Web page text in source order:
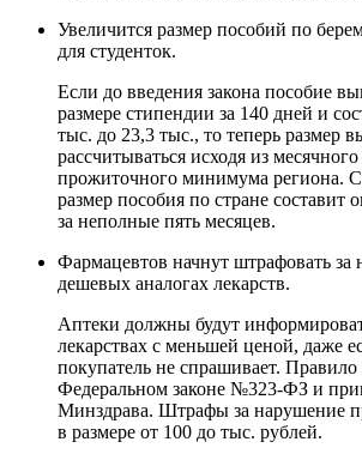
Увеличится размер пособий по
для студенток.
Если до введения закона пособие
размере стипендии за 140 дней и
тыс. до 23,3 тыс., то теперь размер
рассчитываться исходя из месячного
прожиточного минимума региона.
размер пособия по стране составит
за неполные пять месяцев.
Фармацевтов начнут штрафовать за
дешевых аналогах лекарств.
Аптеки должны будут
лекарствах с меньшей ценой, даже
покупатель не спрашивает. Правило
Федеральном законе №323-ФЗ и
Минздрава. Штрафы за нарушение
в размере от 100 до тыс. рублей.